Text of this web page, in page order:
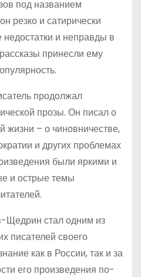
под названием
резко и сатирически
и неправды в
принесли ему
продолжал
прозы. Он писал о
жизни – о чиновничестве,
и других проблемах
были яркими и
и острые темы
стал одним из
писателей своего
как в России, так и за
его произведения по-